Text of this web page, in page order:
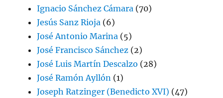
Ignacio Sánchez Cámara (70)
Jesús Sanz Rioja (6)
José Antonio Marina (5)
José Francisco Sánchez (2)
José Luis Martín Descalzo (28)
José Ramón Ayllón (1)
Joseph Ratzinger (Benedicto XVI) (47)